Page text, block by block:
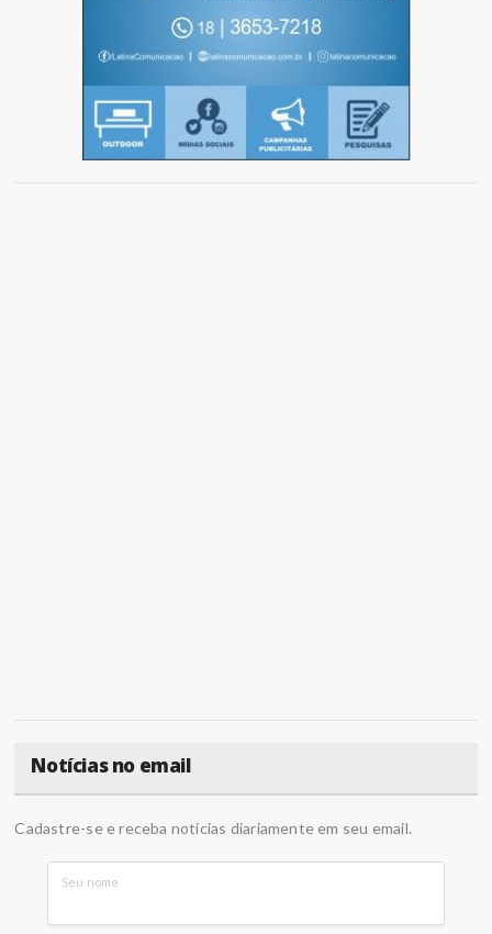
Notícias no email
Cadastre-se e receba notícias diariamente em seu email.
Seu nome